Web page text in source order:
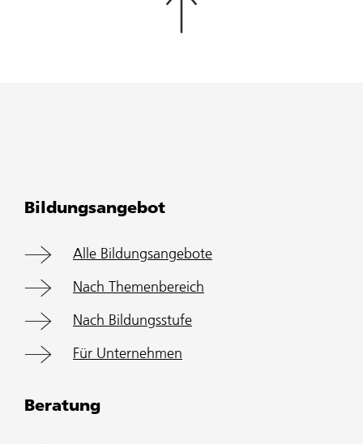
Bildungsangebot
Alle Bildungsangebote
Nach Themenbereich
Nach Bildungsstufe
Für Unternehmen
Beratung